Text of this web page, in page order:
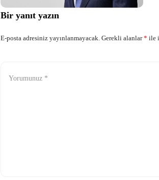
Bir yanıt yazın
E-posta adresiniz yayınlanmayacak. Gerekli alanlar* ile